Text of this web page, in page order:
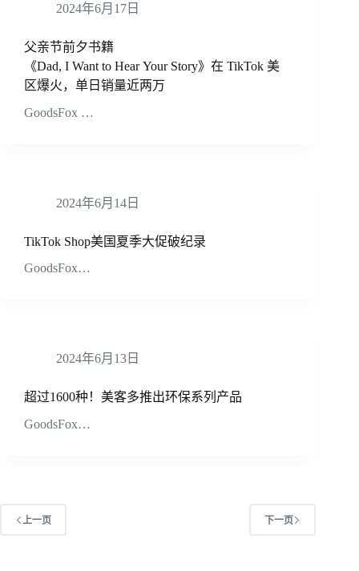
2024年6月17日
父亲节前夕书籍
《Dad, I Want to Hear Your Story》在 TikTok 美
区爆火，单日销量近两万
GoodsFox …
2024年6月14日
TikTok Shop美国夏季大促破纪录
GoodsFox…
2024年6月13日
超过1600种！美客多推出环保系列产品
GoodsFox…
上一页 下一页